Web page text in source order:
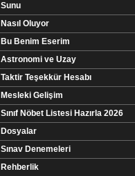
Sunu
Nasıl Oluyor
Bu Benim Eserim
Astronomi ve Uzay
Taktir Teşekkür Hesabı
Mesleki Gelişim
Sınıf Nöbet Listesi Hazırla 2026
Dosyalar
Sınav Denemeleri
Rehberlik